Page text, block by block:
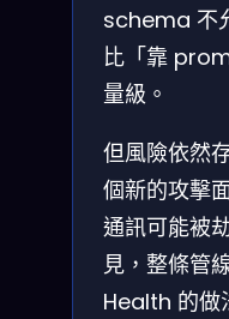
schema 不
比「靠
量級。
但風險依然
個新的攻擊
通訊可能被
見，整條管
Health 的做